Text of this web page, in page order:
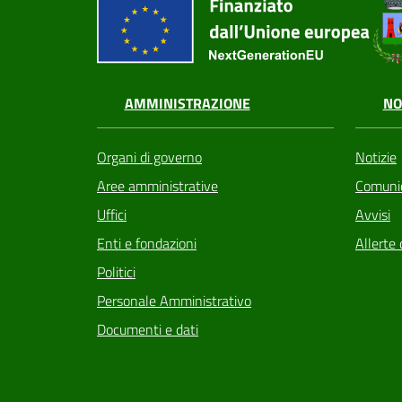
AMMINISTRAZIONE
Organi di governo
Aree amministrative
Uffici
Enti e fondazioni
Politici
Personale Amministrativo
Documenti e dati
Notizie
Avvisi
Allerte